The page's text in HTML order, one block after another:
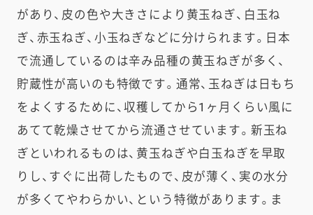
があり、皮の色や大きさにより黄玉ねぎ、白玉ね
ぎ、赤玉ねぎ、小玉ねぎなどに分けられます。日本
で流通しているのは辛み品種の黄玉ねぎが多く、
貯蔵性が高いのも特徴です。通常、玉ねぎは日もち
をよくするために、収穫してから1ヶ月くらい風に
あてて乾燥させてから流通させています。新玉ね
ぎといわれるものは、黄玉ねぎや白玉ねぎを早取
りし、すぐに出荷したもので、皮が薄く、実の水分
が多くてやわらかい、という特徴があります。ま